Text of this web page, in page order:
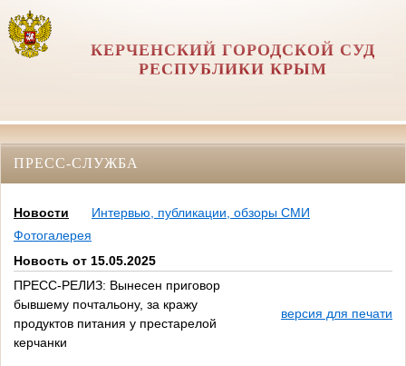
КЕРЧЕНСКИЙ ГОРОДСКОЙ СУД
РЕСПУБЛИКИ КРЫМ
ПРЕСС-СЛУЖБА
Новости
Интервью, публикации, обзоры СМИ
Фотогалерея
Новость от 15.05.2025
ПРЕСС-РЕЛИЗ: Вынесен приговор
бывшему почтальону, за кражу
продуктов питания у престарелой
керчанки
версия для печати